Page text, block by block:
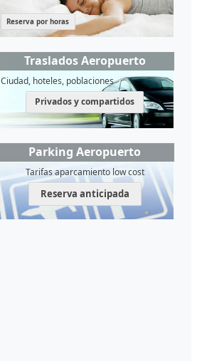
Reserva por horas
Traslados Aeropuerto
Ciudad, hoteles, poblaciones
Privados y compartidos
Parking Aeropuerto
Tarifas aparcamiento low cost
Reserva anticipada